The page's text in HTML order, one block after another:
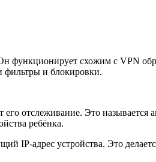
функционирует схожим с VPN
фильтры и блокировки.
его отслеживание. Это
ребёнка.
IP-адрес устройства. Это